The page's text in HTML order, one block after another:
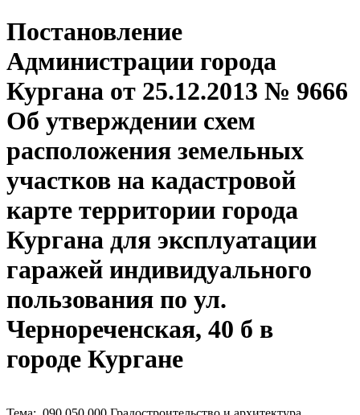
Постановление
Администрации города
Кургана от 25.12.2013 № 9666
Об утверждении схем
расположения земельных
участков на кадастровой
карте территории города
Кургана для эксплуатации
гаражей индивидуального
пользования по ул.
Чернореченская, 40 б в
городе Кургане